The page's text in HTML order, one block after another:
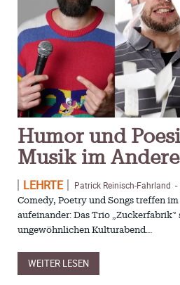
Humor und
Musik im
LEHRTE Patrick Reinisch-Fahrland -
Comedy, Poetry und Songs treffen
aufeinander: Das Trio „Zuckerfabrik“
ungewöhnlichen Kulturabend…
WEITER LESEN